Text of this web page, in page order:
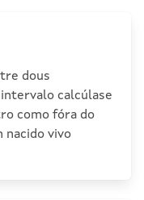
dous
calcúlase
como fóra do
nacido vivo